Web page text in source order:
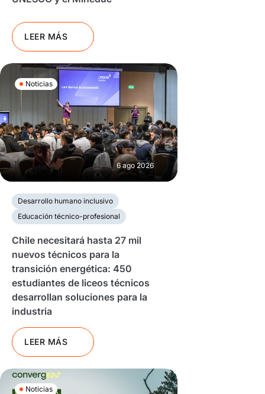
LEER MÁS
Noticias
6 ago 2026
Desarrollo humano inclusivo
Educación técnico-profesional
Chile necesitará hasta 27 mil
nuevos técnicos para la
transición energética: 450
estudiantes de liceos técnicos
desarrollan soluciones para la
industria
LEER MÁS
Noticias